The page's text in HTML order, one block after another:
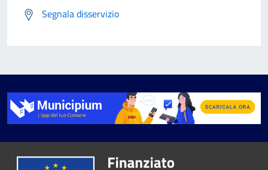
Segnala disservizio